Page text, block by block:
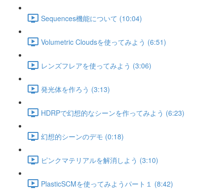
Sequences機能について (10:04)
Volumetric Cloudsを使ってみよう (6:51)
レンズフレアを使ってみよう (3:06)
発光体を作ろう (3:13)
HDRPで幻想的なシーンを作ってみよう (6:23)
幻想的シーンのデモ (0:18)
ピンクマテリアルを解消しよう (3:10)
PlasticSCMを使ってみようパート１ (8:42)